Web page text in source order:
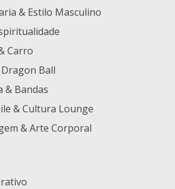
& Estilo Masculino
Carro
Dragon Ball
& Bandas
& Cultura Lounge
& Arte Corporal